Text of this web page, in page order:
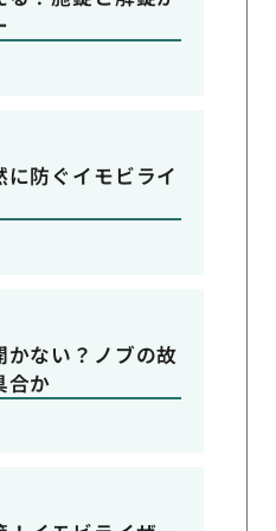
防ぐイモビライ
かない？ノブの故
合か